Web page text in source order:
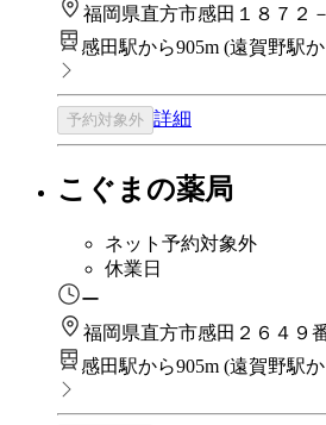
福岡県直方市感田１８７２
感田駅から905m (遠賀野駅
予約対象外 詳細
こぐまの薬局
ネット予約対象外
休業日
ー
福岡県直方市感田２６４９
感田駅から905m (遠賀野駅